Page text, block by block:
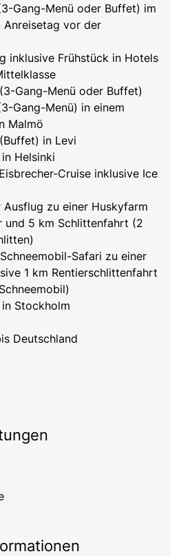
Gang-Menü oder Buffet) im
Anreisetag vor der
inklusive Frühstück in Hotels
Gang-Menü oder Buffet)
Gang-Menü) in einem
Malmö
in Levi
Helsinki
Cruise inklusive Ice
zu einer Huskyfarm
und 5 km Schlittenfahrt (2
Safari zu einer
1 km Rentierschlittenfahrt
Stockholm
Deutschland